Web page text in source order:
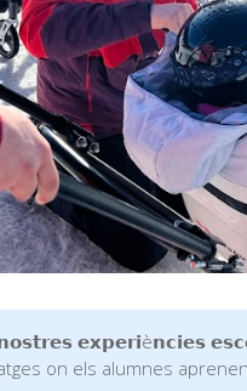
𝗲𝘅𝗽𝗲𝗿𝗶è𝗻𝗰𝗶𝗲𝘀
on els alumnes